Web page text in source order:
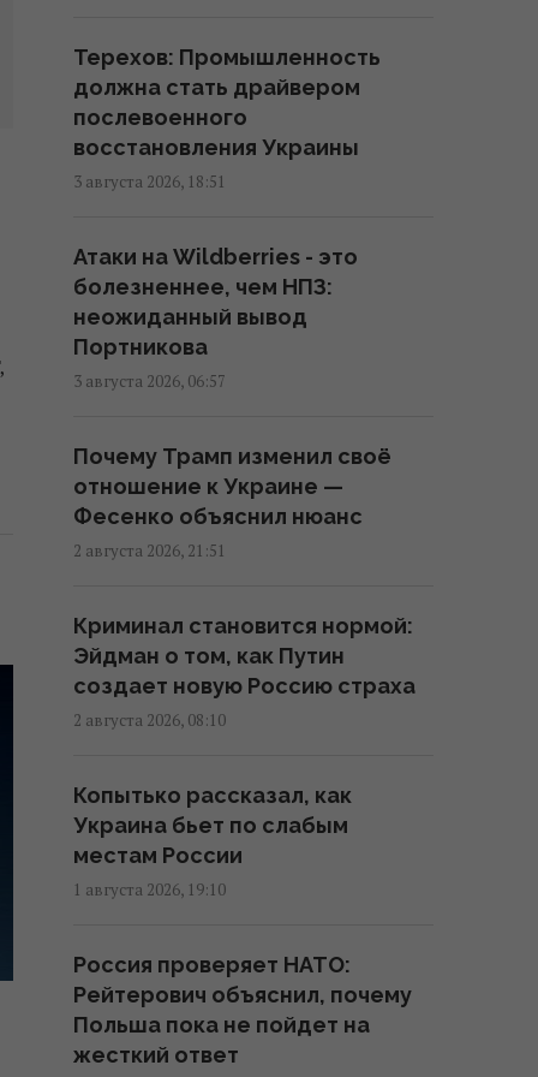
10:49 четверг, 06 августа 2026
В банках и обменниках евро
подорожал: курс валют на 6
Швеция передаст Украине
судно из "теневого флота"
России
Эксперт предупредила о новом
скачке цен на популярную в
Украине крупу
ЗПЕК увеличила уплату налогов
и обязательных платежей
почти в семь раз
Терехов: Промышленность
должна стать драйвером
послевоенного
восстановления Украины
3 августа 2026, 18:51
Атаки на Wildberries - это
болезненнее, чем НПЗ:
неожиданный вывод
Портникова
3 августа 2026, 06:57
Почему Трамп изменил своё
отношение к Украине —
Фесенко объяснил нюанс
2 августа 2026, 21:51
Криминал становится нормой:
Эйдман о том, как Путин
создает новую Россию страха
2 августа 2026, 08:10
Копытько рассказал, как
Украина бьет по слабым
местам России
1 августа 2026, 19:10
Россия проверяет НАТО:
Рейтерович объяснил, почему
Польша пока не пойдет на
жесткий ответ